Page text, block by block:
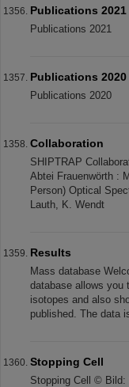
Publications 2021
Publications 2021
Publications 2020
Publications 2020
Collaboration
SHIPTRAP
Abtei Frauenwörth :
Person) Optical
Lauth, K. Wendt
Results
Mass database
database allows you
isotopes and also
published. The data
Stopping Cell
Stopping Cell ©